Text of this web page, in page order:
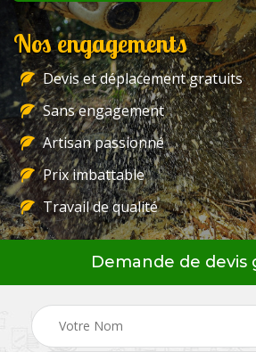
Nos engagements
Devis et déplacement gratuits
Sans engagement
Artisan passionné
Prix imbattable
Travail de qualité
Demande de devis